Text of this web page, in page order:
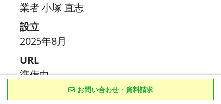
業者 小塚 直志
設立
2025年8月
URL
準備中
お問い合わせ・資料請求